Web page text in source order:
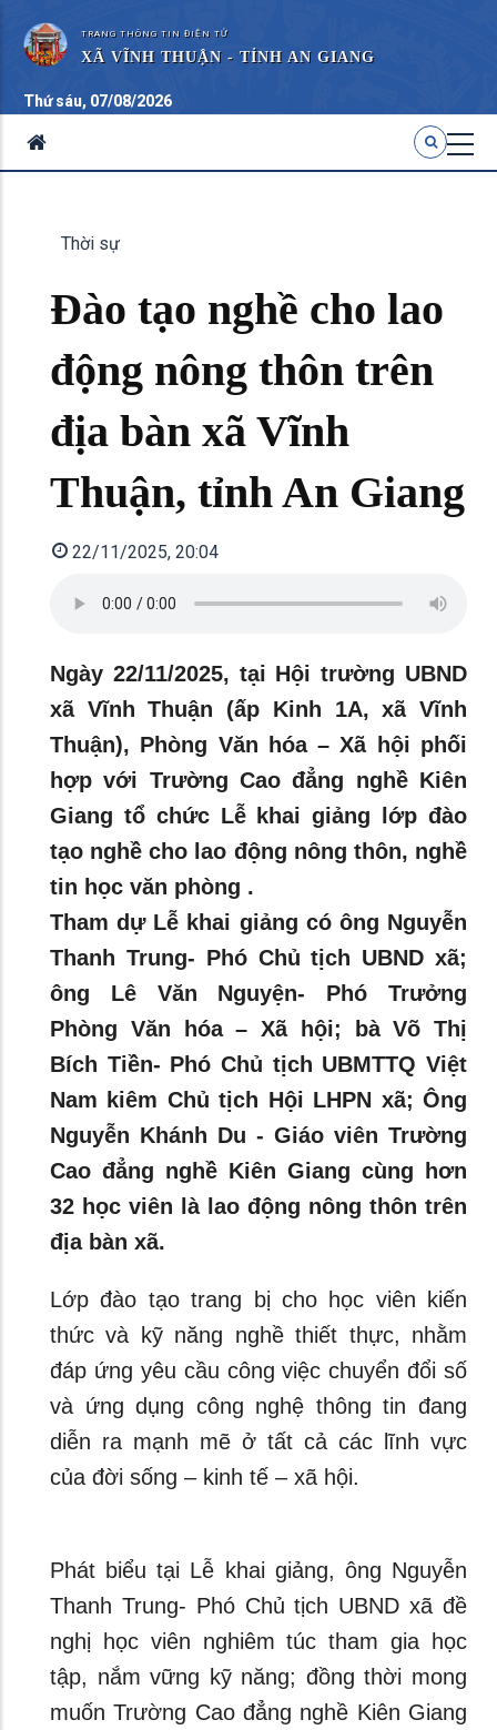
TRANG THÔNG TIN ĐIỆN TỬ
XÃ VĨNH THUẬN - TỈNH AN GIANG
Thứ sáu, 07/08/2026
Thời sự
Đào tạo nghề cho lao
động nông thôn trên
địa bàn xã Vĩnh
Thuận, tỉnh An Giang
22/11/2025, 20:04
Ngày 22/11/2025, tại Hội trường UBND
xã Vĩnh Thuận (ấp Kinh 1A, xã Vĩnh
Thuận), Phòng Văn hóa – Xã hội phối
hợp với Trường Cao đẳng nghề Kiên
Giang tổ chức Lễ khai giảng lớp đào
tạo nghề cho lao động nông thôn, nghề
tin học văn phòng .
Tham dự Lễ khai giảng có ông Nguyễn
Thanh Trung- Phó Chủ tịch UBND xã;
ông Lê Văn Nguyện- Phó Trưởng
Phòng Văn hóa – Xã hội; bà Võ Thị
Bích Tiền- Phó Chủ tịch UBMTTQ Việt
Nam kiêm Chủ tịch Hội LHPN xã; Ông
Nguyễn Khánh Du - Giáo viên Trường
Cao đẳng nghề Kiên Giang cùng hơn
32 học viên là lao động nông thôn trên
địa bàn xã.
Lớp đào tạo trang bị cho học viên kiến
thức và kỹ năng nghề thiết thực, nhằm
đáp ứng yêu cầu công việc chuyển đổi số
và ứng dụng công nghệ thông tin đang
diễn ra mạnh mẽ ở tất cả các lĩnh vực
của đời sống – kinh tế – xã hội.
Phát biểu tại Lễ khai giảng, ông Nguyễn
Thanh Trung- Phó Chủ tịch UBND xã đề
nghị học viên nghiêm túc tham gia học
tập, nắm vững kỹ năng; đồng thời mong
muốn Trường Cao đẳng nghề Kiên Giang